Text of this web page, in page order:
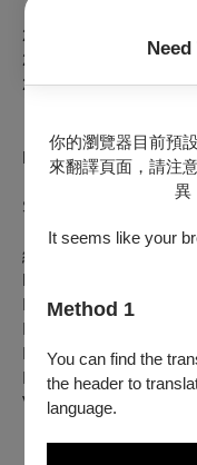
你的瀏覽器目前預
來翻譯頁面，請注
異
It seems like your
Method 1
You can find the
the header to
language.
【演出場次】
2025.12.20（六）
2025.12.21（日）
2025.12.28（日）
【演出曲目】
Maurice Ravel (1875-
Sérénade grotesque
組曲《鏡》
Miroirs
I. Noctuelles
II. Oiseaux tristes
III. Une barque sur
IV. Alborada del
V. La vallée des cloches